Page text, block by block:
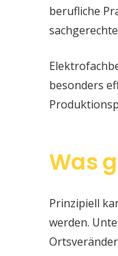
berufliche
besonders
Was
Prinzipiell
werden.